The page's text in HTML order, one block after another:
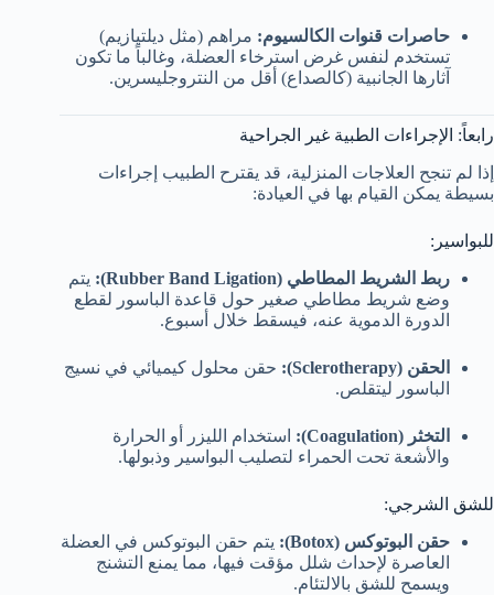
حاصرات قنوات الكالسيوم: مراهم (مثل ديلتيازيم)
تستخدم لنفس غرض استرخاء العضلة، وغالباً ما تكون
آثارها الجانبية (كالصداع) أقل من النتروجليسرين.
رابعاً: الإجراءات الطبية غير الجراحية
إذا لم تنجح العلاجات المنزلية، قد يقترح الطبيب إجراءات
بسيطة يمكن القيام بها في العيادة:
للبواسير:
ربط الشريط المطاطي (Rubber Band Ligation):
يتم
وضع شريط مطاطي صغير حول قاعدة الباسور لقطع
الدورة الدموية عنه، فيسقط خلال أسبوع.
الحقن (Sclerotherapy):
حقن محلول كيميائي في نسيج
الباسور ليتقلص.
التخثر (Coagulation):
استخدام الليزر أو الحرارة
والأشعة تحت الحمراء لتصليب البواسير وذبولها.
للشق الشرجي:
حقن البوتوكس (Botox):
يتم حقن البوتوكس في العضلة
العاصرة لإحداث شلل مؤقت فيها، مما يمنع التشنج
ويسمح للشق بالالتئام.